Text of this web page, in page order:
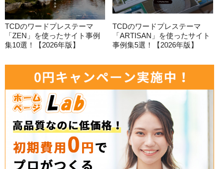
TCDのワードプレステーマ
「ZEN」を使ったサイト事例
集10選！【2026年版】
TCDのワードプレステーマ
「ARTISAN」を使ったサイト
事例集5選！【2026年版】